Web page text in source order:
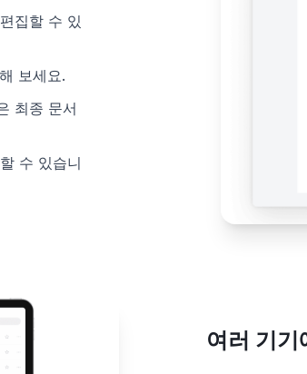
집할 수 있
보세요.
최종 문서
수 있습니
여러 기기